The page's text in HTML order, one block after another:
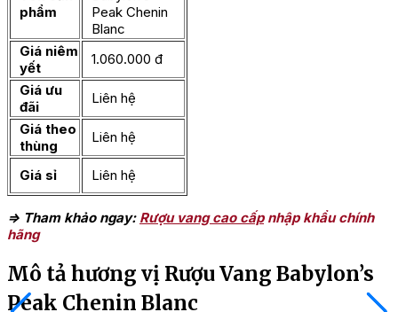
phẩm
Peak Chenin
Blanc
Giá niêm
yết
1.060.000 đ
Giá ưu
đãi
Liên hệ
Giá theo
thùng
Liên hệ
Giá sỉ Liên hệ
=> Tham khảo ngay: Rượu vang cao cấpnhập khẩu chính
hãng
Mô tả hương vị Rượu Vang Babylon’s
Peak Chenin Blanc